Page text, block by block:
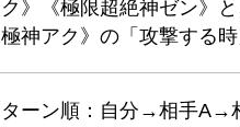
ク》《極限超絶神ゼン》
極神アク》の「攻撃する
ターン順：自分→相手A→